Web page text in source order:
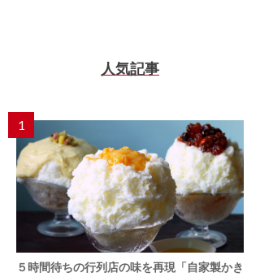
人気記事
1
５時間待ちの行列店の味を再現「自家製かき